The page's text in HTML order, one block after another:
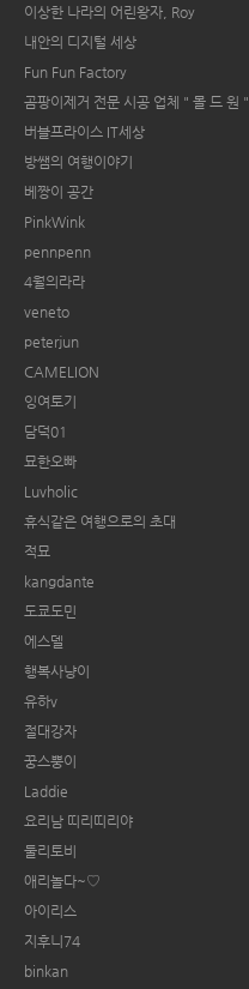
이상한 나라의 어린왕자, Roy
내안의 디지털 세상
Fun Fun Factory
곰팡이제거 전문 시공 업체 " 몰 드 원 "
버블프라이스 IT세상
방쌤의 여행이야기
베짱이 공간
PinkWink
pennpenn
4월의라라
veneto
peterjun
CAMELION
잉여토기
담덕01
묘한오빠
Luvholic
휴식같은 여행으로의 초대
적묘
kangdante
도쿄도민
에스델
행복사냥이
유하v
절대강자
꿍스뿡이
Laddie
요리남 띠리띠리야
둘리토비
애리놀다~♡
아이리스
지후니74
binkan